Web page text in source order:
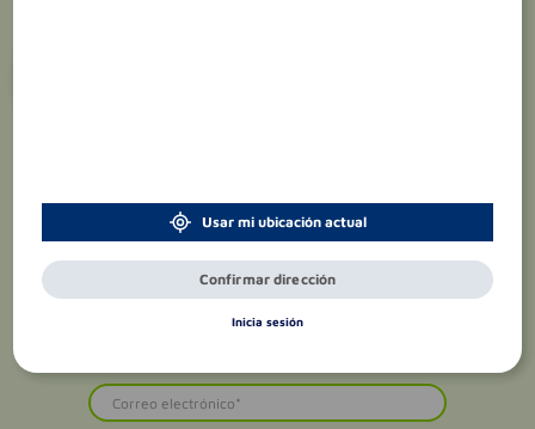
Usar mi ubicación actual
Confirmar dirección
Inicia sesión